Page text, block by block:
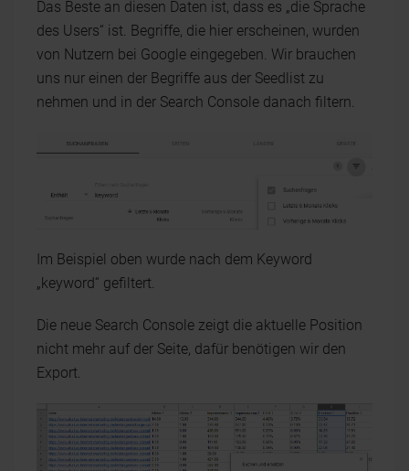
Das Beste an diesen Daten ist, dass es „die Sprache
des Users“ ist. Begriffe, die hier erscheinen, wurden
von Nutzern bei Google eingegeben. Wir brauchen
uns nur einen der Begriffe aus der Seedlist zu
nehmen und in der Search Console danach filtern.
Im Beispiel oben wurde nach dem Keyword
„keyword“ gefiltert.
Die neue Search Console zeigt die aktuelle Position
nicht mehr auf der Seite, dafür benötigen wir den
Export.